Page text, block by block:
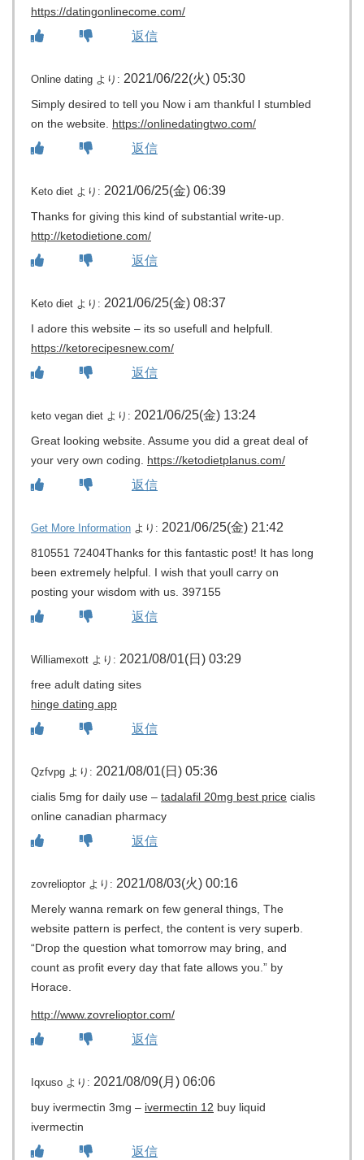
https://datingonlinecome.com/
返信
Online dating より: 2021/06/22(火) 05:30
Simply desired to tell you Now i am thankful I stumbled
on the website. https://onlinedatingtwo.com/
返信
Keto diet より: 2021/06/25(金) 06:39
Thanks for giving this kind of substantial write-up.
http://ketodietione.com/
返信
Keto diet より: 2021/06/25(金) 08:37
I adore this website – its so usefull and helpfull.
https://ketorecipesnew.com/
返信
keto vegan diet より: 2021/06/25(金) 13:24
Great looking website. Assume you did a great deal of
your very own coding. https://ketodietplanus.com/
返信
Get More Information より: 2021/06/25(金) 21:42
810551 72404Thanks for this fantastic post! It has long
been extremely helpful. I wish that youll carry on
posting your wisdom with us. 397155
返信
Williamexott より: 2021/08/01(日) 03:29
free adult dating sites
hinge dating app
返信
Qzfvpg より: 2021/08/01(日) 05:36
cialis 5mg for daily use – tadalafil 20mg best price cialis
online canadian pharmacy
返信
zovrelioptor より: 2021/08/03(火) 00:16
Merely wanna remark on few general things, The
website pattern is perfect, the content is very superb.
“Drop the question what tomorrow may bring, and
count as profit every day that fate allows you.” by
Horace.
http://www.zovrelioptor.com/
返信
Iqxuso より: 2021/08/09(月) 06:06
buy ivermectin 3mg – ivermectin 12 buy liquid
ivermectin
返信